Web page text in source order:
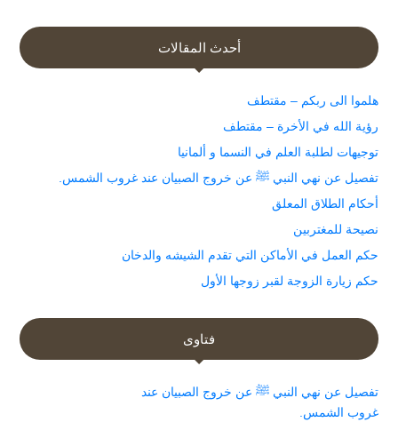
أحدث المقالات
هلموا الى ربكم – مقتطف
رؤية الله في الأخرة – مقتطف
توجيهات لطلبة العلم في النسما و ألمانيا
تفصيل عن نهي النبي ﷺ عن خروج الصبيان عند غروب الشمس.
أحكام الطلاق المعلق
نصيحة للمغتربين
حكم العمل في الأماكن التي تقدم الشيشه والدخان
حكم زيارة الزوجة لقبر زوجها الأول
فتاوى
تفصيل عن نهي النبي ﷺ عن خروج الصبيان عند
غروب الشمس.